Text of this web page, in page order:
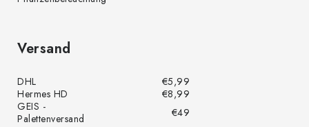
Versand
DHL
€5,99
Hermes HD
€8,99
GEIS -
Palettenversand
€49